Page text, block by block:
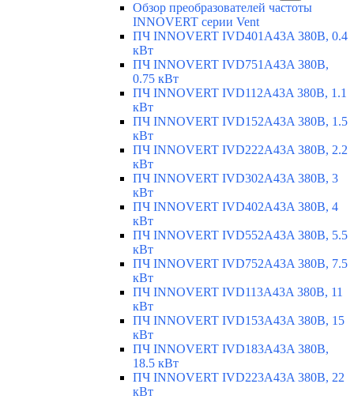
Обзор преобразователей частоты
INNOVERT серии Vent
ПЧ INNOVERT IVD401A43A 380В, 0.4
кВт
ПЧ INNOVERT IVD751A43A 380В,
0.75 кВт
ПЧ INNOVERT IVD112A43A 380В, 1.1
кВт
ПЧ INNOVERT IVD152A43A 380В, 1.5
кВт
ПЧ INNOVERT IVD222A43A 380В, 2.2
кВт
ПЧ INNOVERT IVD302A43A 380В, 3
кВт
ПЧ INNOVERT IVD402A43A 380В, 4
кВт
ПЧ INNOVERT IVD552A43A 380В, 5.5
кВт
ПЧ INNOVERT IVD752A43A 380В, 7.5
кВт
ПЧ INNOVERT IVD113A43A 380В, 11
кВт
ПЧ INNOVERT IVD153A43A 380В, 15
кВт
ПЧ INNOVERT IVD183A43A 380В,
18.5 кВт
ПЧ INNOVERT IVD223A43A 380В, 22
кВт